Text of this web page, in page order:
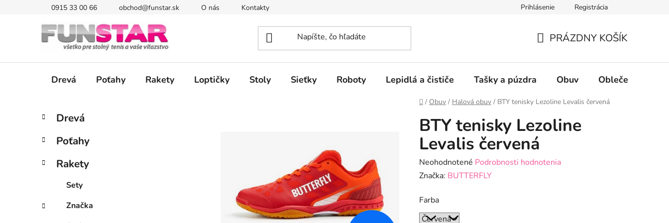
0915 33 00 66 obchod@funstar.sk O nás Kontakty Prihlásenie Registrácia
KOŠÍK
PRÁZDNY KOŠÍK
Drevá Poťahy Rakety Loptičky Stoly Sieťky Roboty Lepidlá a čističe Tašky a púzdra Obuv Oblečenie
Domov
/ Obuv / Halová obuv / BTY tenisky Lezoline Levalis červená
B
č
ý
n
Preskočiť
kategórie
K
a
e
ó
Drevá
Poťahy
Rakety
Sety
Značka
BTY tenisky Lezoline
Levalis červená
Priemerné
hodnotenie
je
0,0
Neohodnotené Podrobnosti hodnotenia
Značka: BUTTERFLY
Farba